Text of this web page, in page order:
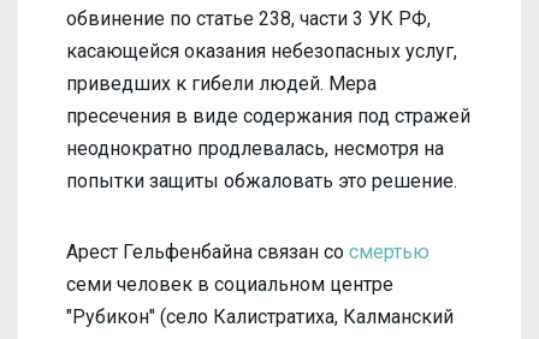
обвинение по статье 238, части 3 УК РФ,
касающейся оказания небезопасных услуг,
приведших к гибели людей. Мера
пресечения в виде содержания под стражей
неоднократно продлевалась, несмотря на
попытки защиты обжаловать это решение.
Арест Гельфенбайна связан со смертью
семи человек в социальном центре
"Рубикон" (село Калистратиха, Калманский